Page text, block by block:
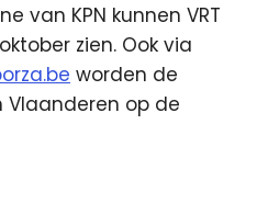
van KPN kunnen VRT
zien. Ook via
worden de
Vlaanderen op de